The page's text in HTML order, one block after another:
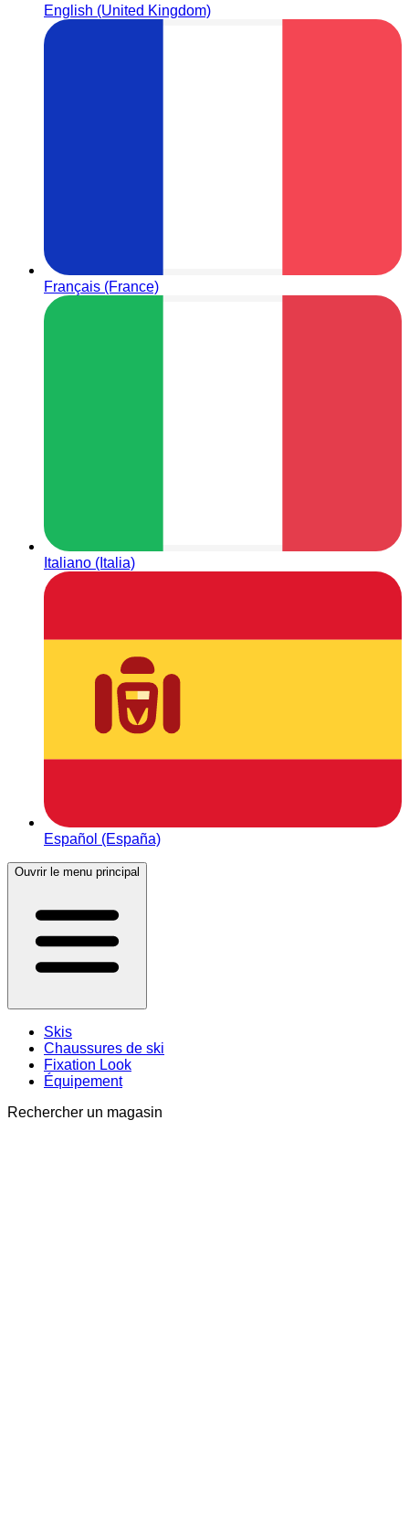
English (United Kingdom)
Français (France)
Italiano (Italia)
Español (España)
Ouvrir le menu principal
Skis
Chaussures de ski
Fixation Look
Équipement
Rechercher un magasin